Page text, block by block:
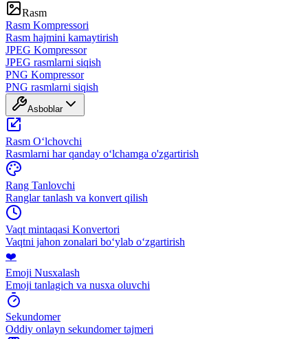
Rasm
Rasm Kompressori
Rasm hajmini kamaytirish
JPEG Kompressor
JPEG rasmlarni siqish
PNG Kompressor
PNG rasmlarni siqish
Asboblar
Rasm Oʻlchovchi
Rasmlarni har qanday oʻlchamga o'zgartirish
Rang Tanlovchi
Ranglar tanlash va konvert qilish
Vaqt mintaqasi Konvertori
Vaqtni jahon zonalari boʻylab oʻzgartirish
❤️
Emoji Nusxalash
Emoji tanlagich va nusxa oluvchi
Sekundomer
Oddiy onlayn sekundomer tajmeri